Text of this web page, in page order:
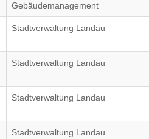
Gebäudemanagement
Stadtverwaltung Landau
Stadtverwaltung Landau
Stadtverwaltung Landau
Stadtverwaltung Landau